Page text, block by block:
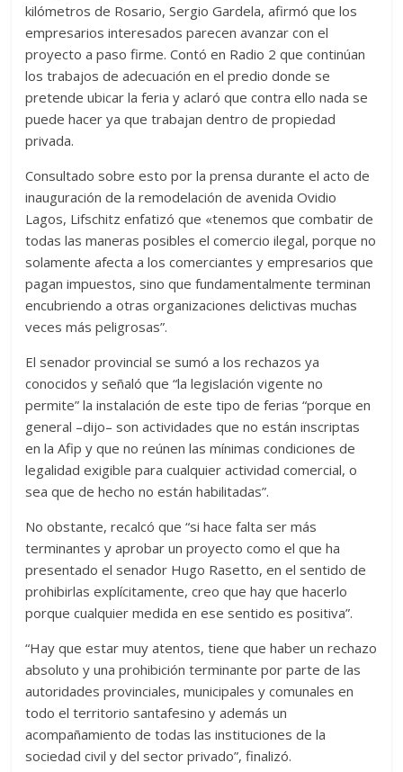
kilómetros de Rosario, Sergio Gardela, afirmó que los
empresarios interesados parecen avanzar con el
proyecto a paso firme. Contó en Radio 2 que continúan
los trabajos de adecuación en el predio donde se
pretende ubicar la feria y aclaró que contra ello nada se
puede hacer ya que trabajan dentro de propiedad
privada.
Consultado sobre esto por la prensa durante el acto de
inauguración de la remodelación de avenida Ovidio
Lagos, Lifschitz enfatizó que «tenemos que combatir de
todas las maneras posibles el comercio ilegal, porque no
solamente afecta a los comerciantes y empresarios que
pagan impuestos, sino que fundamentalmente terminan
encubriendo a otras organizaciones delictivas muchas
veces más peligrosas”.
El senador provincial se sumó a los rechazos ya
conocidos y señaló que “la legislación vigente no
permite” la instalación de este tipo de ferias “porque en
general –dijo– son actividades que no están inscriptas
en la Afip y que no reúnen las mínimas condiciones de
legalidad exigible para cualquier actividad comercial, o
sea que de hecho no están habilitadas”.
No obstante, recalcó que “si hace falta ser más
terminantes y aprobar un proyecto como el que ha
presentado el senador Hugo Rasetto, en el sentido de
prohibirlas explícitamente, creo que hay que hacerlo
porque cualquier medida en ese sentido es positiva”.
“Hay que estar muy atentos, tiene que haber un rechazo
absoluto y una prohibición terminante por parte de las
autoridades provinciales, municipales y comunales en
todo el territorio santafesino y además un
acompañamiento de todas las instituciones de la
sociedad civil y del sector privado”, finalizó.